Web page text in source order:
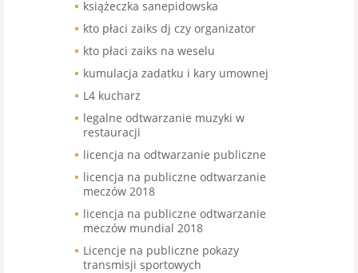
książeczka sanepidowska
kto płaci zaiks dj czy organizator
kto płaci zaiks na weselu
kumulacja zadatku i kary umownej
L4 kucharz
legalne odtwarzanie muzyki w
restauracji
licencja na odtwarzanie publiczne
licencja na publiczne odtwarzanie
meczów 2018
licencja na publiczne odtwarzanie
meczów mundial 2018
Licencje na publiczne pokazy
transmisji sportowych